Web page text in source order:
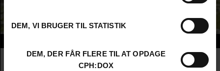
DEM, VI BRUGER TIL STATISTIK
DEM, DER FÅR FLERE TIL AT OPDAGE
CPH:DOX
Nationalitet
Italy
claudiatomassini + associates